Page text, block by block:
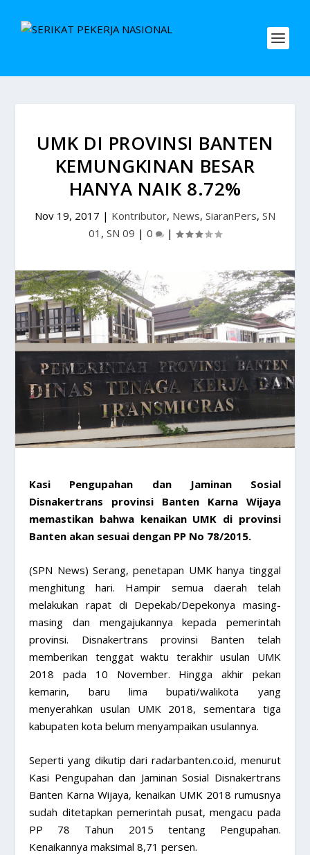
UMK DI PROVINSI BANTEN
KEMUNGKINAN BESAR
HANYA NAIK 8.72%
Nov 19, 2017 | Kontributor, News, SiaranPers, SN
01 , SN 09 | 0 |
​Kasi Pengupahan dan Jaminan Sosial
Disnakertrans provinsi Banten Karna Wijaya
memastikan bahwa kenaikan UMK di provinsi
Banten akan sesuai dengan PP No 78/2015.
(SPN News) Serang, penetapan UMK hanya tinggal
menghitung hari. Hampir semua daerah telah
melakukan rapat di Depekab/Depekonya masing-
masing dan mengajukannya kepada pemerintah
provinsi. Disnakertrans provinsi Banten telah
memberikan tenggat waktu terakhir usulan UMK
2018 pada 10 November. Hingga akhir pekan
kemarin, baru lima bupati/walikota yang
menyerahkan usulan UMK 2018, sementara tiga
kabupaten kota belum menyampaikan usulannya.
Seperti yang dikutip dari radarbanten.co.id, menurut
Kasi Pengupahan dan Jaminan Sosial Disnakertrans
Banten Karna Wijaya, kenaikan UMK 2018 rumusnya
sudah ditetapkan pemerintah pusat, mengacu pada
PP 78 Tahun 2015 tentang Pengupahan.
Kenaikannya maksimal 8,71 persen.